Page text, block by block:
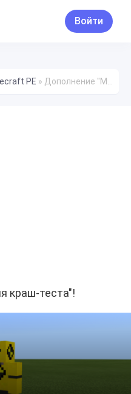
Войти
PE » Дополнение "Манекен для краш-теста"!
краш-теста"!